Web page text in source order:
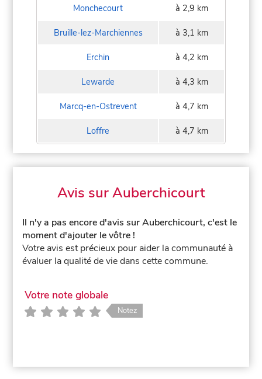
Monchecourt à 2,9 km
Bruille-lez-Marchiennes à 3,1 km
Erchin à 4,2 km
Lewarde à 4,3 km
Marcq-en-Ostrevent à 4,7 km
Loffre à 4,7 km
Avis sur Auberchicourt
Il n'y a pas encore d'avis sur Auberchicourt, c'est le
moment d'ajouter le vôtre !
Votre avis est précieux pour aider la communauté à
évaluer la qualité de vie dans cette commune.
Votre note globale
Notez